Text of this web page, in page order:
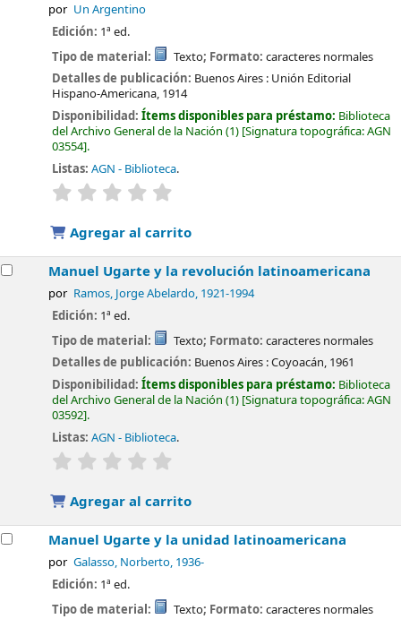
por Un Argentino
Edición: 1ª ed.
Tipo de material:
Texto; Formato: caracteres normales
Detalles de publicación: Buenos Aires : Unión Editorial
Hispano-Americana, 1914
Disponibilidad:Ítems disponibles para préstamo: Biblioteca
del Archivo General de la Nación (1) Signatura topográfica:AGN
03554 .
Listas: AGN - Biblioteca.
valoración
Agregar al carrito
Manuel Ugarte y la revolución latinoamericana
por Ramos, Jorge Abelardo, 1921-1994
Edición: 1ª ed.
Tipo de material:
Texto; Formato: caracteres normales
Detalles de publicación: Buenos Aires :Coyoacán, 1961
Disponibilidad:Ítems disponibles para préstamo: Biblioteca
del Archivo General de la Nación (1) Signatura topográfica:AGN
03592 .
Listas: AGN - Biblioteca.
valoración
Agregar al carrito
Manuel Ugarte y la unidad latinoamericana
por Galasso, Norberto, 1936-
Edición: 1ª ed.
Tipo de material:
Texto; Formato: caracteres normales